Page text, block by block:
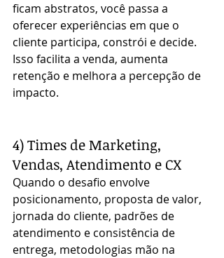
ficam abstratos, você passa a
oferecer experiências em que o
cliente participa, constrói e decide.
Isso facilita a venda, aumenta
retenção e melhora a percepção de
impacto.
4) Times de Marketing,
Vendas, Atendimento e CX
Quando o desafio envolve
posicionamento, proposta de valor,
jornada do cliente, padrões de
atendimento e consistência de
entrega, metodologias mão na